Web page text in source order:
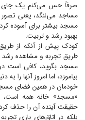
صرفاً حس می‌کنم یک جای
مساجد می‌لنگد، یعنی تصور
مسجد بیشتر برای آسوده
بهبود رشد و تربیت.
کودک پیش از آنکه از
طریق تجربه و مشاهده رشد
مسجد بگوید، کافی است
بیاموزد، اما امروز آنها را
خودمان در همین فضای
«مسجد» خانه همه است،
حقیقت آینده آن را حذف
بلکه در اتاق‌های بازی